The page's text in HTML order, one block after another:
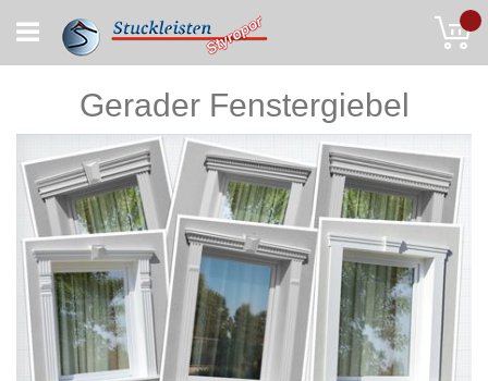
to
Content
Gerader Fenstergiebel